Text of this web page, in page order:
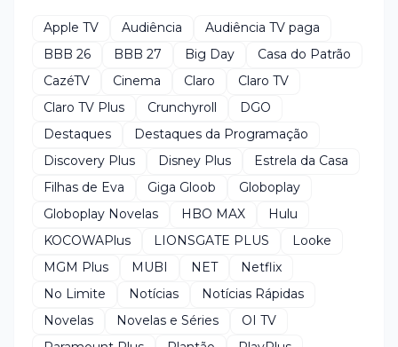
Apple TV Audiência
Audiência TV paga
BBB 26
BBB 27 Big Day
Casa do Patrão
CazéTV
Cinema Claro
Claro TV
Claro TV Plus
Crunchyroll
DGO
Destaques
Destaques da Programação
Discovery Plus
Disney Plus
Estrela da Casa
Filhas de Eva
Giga Gloob
Globoplay
Globoplay Novelas
HBO MAX
Hulu
KOCOWAPlus
LIONSGATE PLUS
Looke
MGM Plus
MUBI NET
Netflix
No Limite
Notícias
Notícias Rápidas
Novelas
Novelas e Séries
OI TV